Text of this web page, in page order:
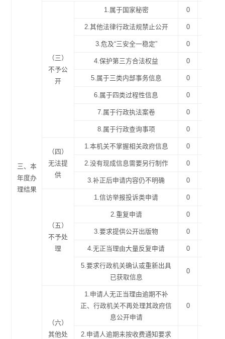
三、本
年度办
理结果
（三）
不予公
开
1.属于国家秘密 0
2.其他法律行政法规禁止公开 0
3.危及“三安全一稳定” 0
4.保护第三方合法权益 0
5.属于三类内部事务信息 0
6.属于四类过程性信息 0
7.属于行政执法案卷 0
8.属于行政查询事项 0
（四）
无法提
供
1.本机关不掌握相关政府信息 0
2.没有现成信息需要另行制作 0
3.补正后申请内容仍不明确 0
（五）
不予处
理
1.信访举报投诉类申请 0
2.重复申请 0
3.要求提供公开出版物 0
4.无正当理由大量反复申请 0
5.要求行政机关确认或重新出具
已获取信息
0
（六）
其他处
1.申请人无正当理由逾期不补
正、行政机关不再处理其政府信
息公开申请
0
2.申请人逾期未按收费通知要求